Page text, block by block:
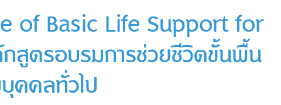
of Basic Life Support for
สูตรอบรมการช่วยชีวิตขั้นพื้น
คคลทั่วไป